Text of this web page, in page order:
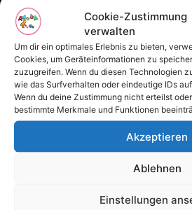
Cookie-Zustimmung
verwalten
Um dir ein optimales Erlebnis zu bieten,
Cookies, um Geräteinformationen zu
zuzugreifen. Wenn du diesen Technologien
wie das Surfverhalten oder eindeutige IDs
Wenn du deine Zustimmung nicht erteilst
bestimmte Merkmale und Funktionen
Akzeptieren
Ablehnen
Einstellungen
Weil du mir
durch ihren Film
Entfremdung
26. März 2020
POPULAR POSTS
Tulpenfest